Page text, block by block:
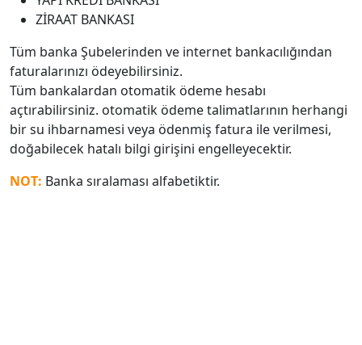
ZİRAAT BANKASI
Tüm banka Şubelerinden ve internet bankacılığından
faturalarınızı ödeyebilirsiniz.
Tüm bankalardan otomatik ödeme hesabı
açtırabilirsiniz. otomatik ödeme talimatlarının herhangi
bir su ihbarnamesi veya ödenmiş fatura ile verilmesi,
doğabilecek hatalı bilgi girişini engelleyecektir.
NOT: Banka sıralaması alfabetiktir.